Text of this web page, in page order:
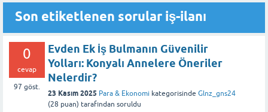
Son etiketlenen sorular iş-ilanı
0
cevap
97 göst.
Evden Ek İş Bulmanın Güvenilir
Yolları: Konyalı Annelere Öneriler
Nelerdir?
23 Kasım 2025 Para & Ekonomi kategorisinde Glnz_gns24
(28 puan) tarafından soruldu